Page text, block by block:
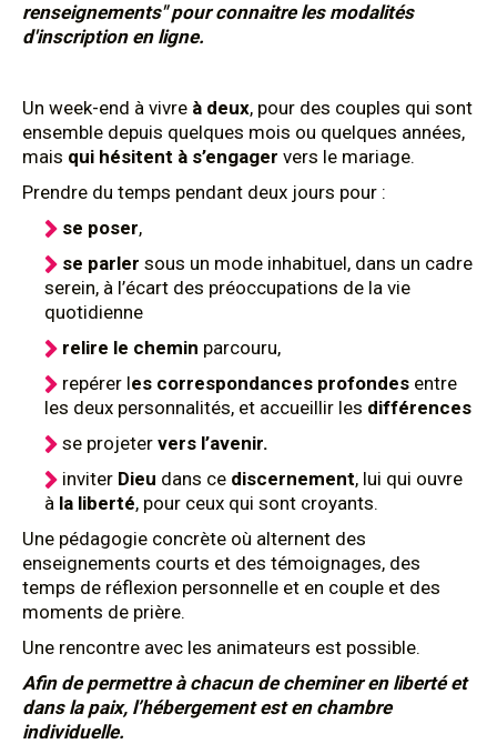
renseignements" pour connaitre les modalités
d'inscription en ligne.
Un week-end à vivre à deux, pour des couples qui sont
ensemble depuis quelques mois ou quelques années,
mais qui hésitent à s’engager vers le mariage.
Prendre du temps pendant deux jours pour :
se poser,
se parler sous un mode inhabituel, dans un cadre
serein, à l’écart des préoccupations de la vie
quotidienne
relire le chemin parcouru,
repérer les correspondances profondes entre
les deux personnalités, et accueillir les différences
se projeter vers l’avenir.
inviter Dieu dans ce discernement, lui qui ouvre
à la liberté, pour ceux qui sont croyants.
Une pédagogie concrète où alternent des
enseignements courts et des témoignages, des
temps de réflexion personnelle et en couple et des
moments de prière.
Une rencontre avec les animateurs est possible.
Afin de permettre à chacun de cheminer en liberté et
dans la paix, l’hébergement est en chambre
individuelle.